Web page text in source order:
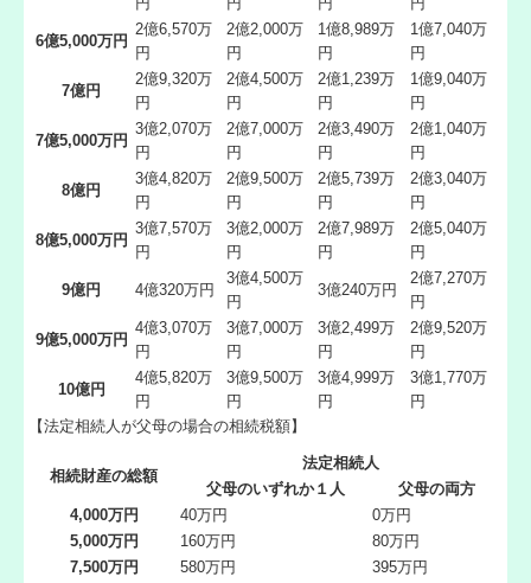
6億5,000万円
2億6,570万
円
2億2,000万
円
1億8,989万
円
1億7,040万
円
7億円
2億9,320万
円
2億4,500万
円
2億1,239万
円
1億9,040万
円
7億5,000万円
3億2,070万
円
2億7,000万
円
2億3,490万
円
2億1,040万
円
8億円
3億4,820万
円
2億9,500万
円
2億5,739万
円
2億3,040万
円
8億5,000万円
3億7,570万
円
3億2,000万
円
2億7,989万
円
2億5,040万
円
9億円 4億320万円
3億4,500万
円
3億240万円
2億7,270万
円
9億5,000万円
4億3,070万
円
3億7,000万
円
3億2,499万
円
2億9,520万
円
10億円
4億5,820万
円
3億9,500万
円
3億4,999万
円
3億1,770万
円
【法定相続人が父母の場合の相続税額】
相続財産の総額
法定相続人
父母のいずれか１人
父母の両方
4,000万円
40万円
0万円
5,000万円
160万円
80万円
7,500万円
580万円
395万円